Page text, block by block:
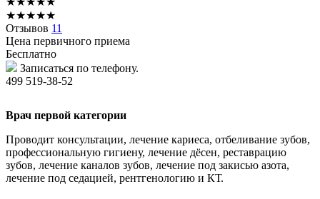
★★★★★
Отзывов 11
Цена первичного приема
Бесплатно
Записаться по телефону.
499 519-38-52
Врач первой категории
Проводит консультации, лечение кариеса, отбеливание зубов,
профессиональную гигиену, лечение дёсен, реставрацию
зубов, лечение каналов зубов, лечение под закисью азота,
лечение под седацией, рентгенологию и КТ.